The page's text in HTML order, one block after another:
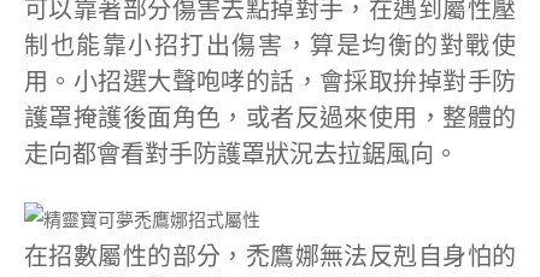
可以靠著部分傷害去點掉對手，在遇到屬性壓
制也能靠小招打出傷害，算是均衡的對戰使
用。小招選大聲咆哮的話，會採取拚掉對手防
護罩掩護後面角色，或者反過來使用，整體的
走向都會看對手防護罩狀況去拉鋸風向。
在招數屬性的部分，禿鷹娜無法反剋自身怕的